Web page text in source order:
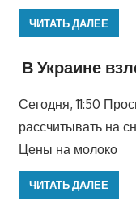
ЧИТАТЬ ДАЛЕЕ
В Украине
Сегодня, 11:50
рассчитывать на
Цены на молоко
ЧИТАТЬ ДАЛЕЕ